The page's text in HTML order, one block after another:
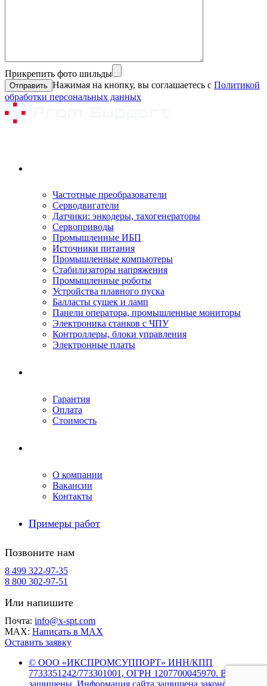
Прикрепить фото шильды
Нажимая на кнопку, вы соглашаетесь с Политикой
обработки персональных данных
Частотные преобразователи
Серводвигатели
Датчики: энкодеры, тахогенераторы
Сервоприводы
Промышленные ИБП
Источники питания
Промышленные компьютеры
Стабилизаторы напряжения
Промышленные роботы
Устройства плавного пуска
Балласты сушек и ламп
Панели оператора, промышленные мониторы
Электроника станков с ЧПУ
Контроллеры, блоки управления
Электронные платы
Гарантия
Оплата
Стоимость
О компании
Вакансии
Контакты
Примеры работ
Позвоните нам
8 499 322-97-35
8 800 302-97-51
Или напишите
Почта: info@x-spt.com
MAX: Написать в MAX
Оставить заявку
© ООО «ИКСПРОМСУППОРТ» ИНН/КПП
7733351242/773301001, ОГРН 1207700045970. Все права
защищены. Информация сайта защищена законом об